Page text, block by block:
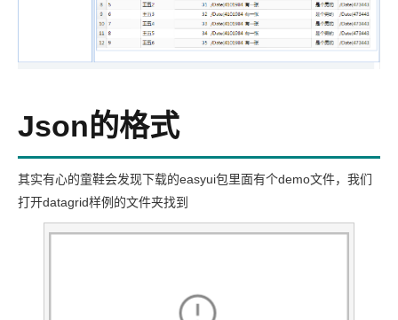
Json的格式
其实有心的童鞋会发现下载的easyui包里面有个demo文件，我们
打开datagrid样例的文件夹找到